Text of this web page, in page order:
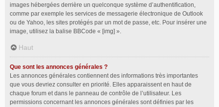
images hébergées derrière un quelconque système d’authentification,
comme par exemple les services de messagerie électronique de Outlook
ou de Yahoo, les sites protégés par un mot de passe, etc. Pour insérer une
image, utilisez la balise BBCode « [img] ».
Haut
Que sont les annonces générales ?
Les annonces générales contiennent des informations très importantes
que vous devriez consulter en priorité. Elles apparaissent en haut de
chaque forum et dans le panneau de contrôle de l’utilisateur. Les
permissions concernant les annonces générales sont définies par les